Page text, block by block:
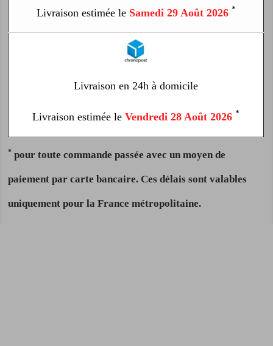
Livraison estimée le Samedi 29 Août 2026 *
Livraison en 24h à domicile
Livraison estimée le Vendredi 28 Août 2026 *
* pour toute commande passée avec un moyen de
paiement par carte bancaire. Ces délais sont valables
uniquement pour la France métropolitaine.